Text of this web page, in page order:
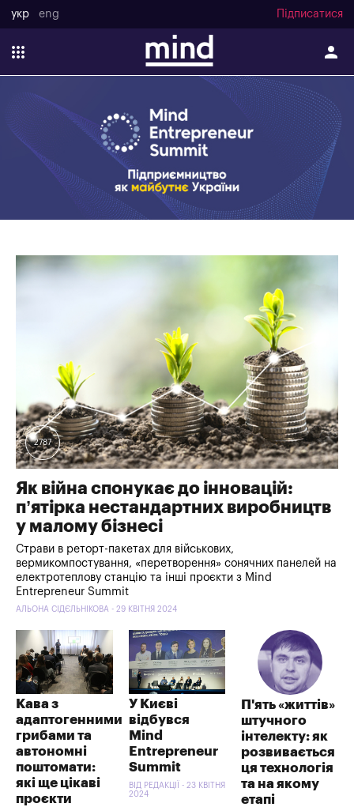
укр eng Підписатися
2787
Як війна спонукає до інновацій:
п’ятірка нестандартних виробництв
у малому бізнесі
Страви в реторт-пакетах для військових,
вермикомпостування, «перетворення» сонячних панелей на
електротеплову станцію та інші проєкти з Mind
Entrepreneur Summit
АЛЬОНА СІДЄЛЬНІКОВА - 29 КВІТНЯ 2024
Кава з
адаптогенними
грибами та
автономні
поштомати:
які ще цікаві
проєкти
У Києві
відбувся
Mind
Entrepreneur
Summit
ВІД РЕДАКЦІЇ - 23 КВІТНЯ
2024
П'ять «життів»
штучного
інтелекту: як
розвивається
ця технологія
та на якому
етапі